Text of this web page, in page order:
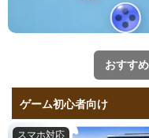
おすす
ゲーム初心者向け